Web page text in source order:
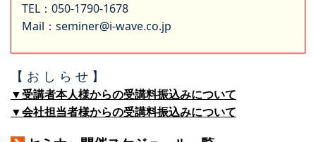
TEL：050-1790-1678
Mail：seminer@i-wave.co.jp
【 お し ら せ 】
▼受講者本人様からの受講料振込みについて
▼会社担当者様からの受講料振込みについて